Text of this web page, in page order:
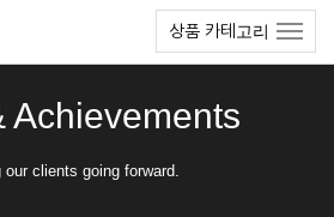
상품 카테고리
Achievements
our clients going forward.